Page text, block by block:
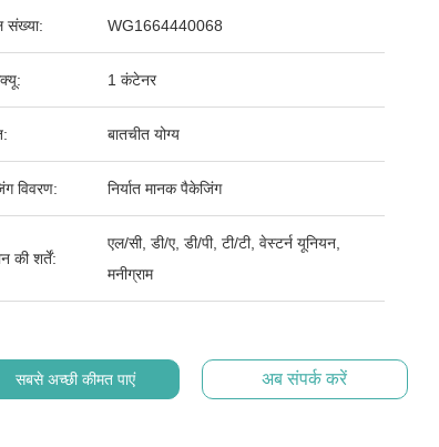
संख्या: WG1664440068
1 कंटेनर
बातचीत योग्य
विवरण: निर्यात मानक पैकेजिंग
की शर्तें:
एल/सी, डी/ए, डी/पी, टी/टी, वेस्टर्न यूनियन,
मनीग्राम
सबसे अच्छी कीमत पाएं अब संपर्क करें